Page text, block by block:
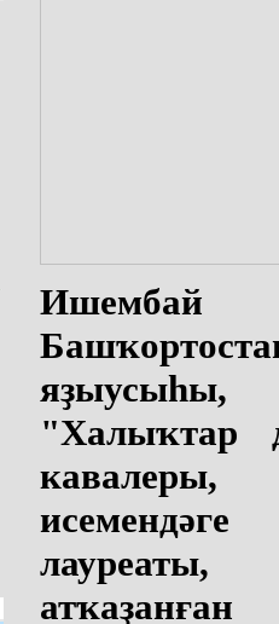
"Халыҡтар
лауреаты,
атҡаҙанған